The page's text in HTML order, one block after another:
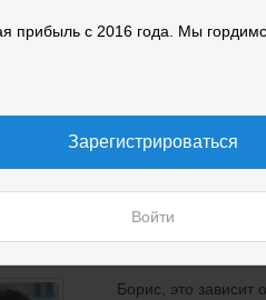
прибыль с 2016 года. Мы
Зарегистрироваться
Войти
Значит лучше оставить
Борис, это зависит